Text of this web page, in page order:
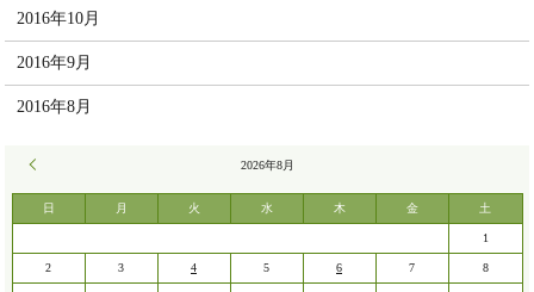
2016年10月
2016年9月
2016年8月
2026年8月
日 月 火 水 木 金 土
1
2 3 4 5 6 7 8